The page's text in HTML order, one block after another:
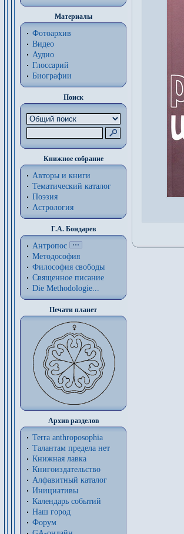
Материалы
Фотоархив
Видео
Аудио
Глоссарий
Биографии
Поиск
Книжное собрание
Авторы и книги
Тематический каталог
Поэзия
Астрология
Г.А. Бондарев
Антропос
Методософия
Философия cвободы
Священное писание
Die Methodologie...
Печати планет
Архив разделов
Terra anthroposophia
Талантам предела нет
Книжная лавка
Книгоиздательство
Алфавитный каталог
Инициативы
Календарь событий
Наш город
Форум